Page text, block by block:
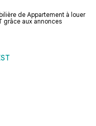
de Appartement à louer
grâce aux annonces